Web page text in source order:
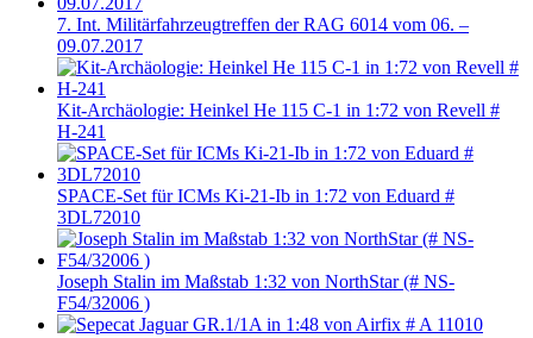
7. Int. Militärfahrzeugtreffen der RAG 6014 vom 06. –
09.07.2017
Kit-Archäologie: Heinkel He 115 C-1 in 1:72 von Revell #
H-241
SPACE-Set für ICMs Ki-21-Ib in 1:72 von Eduard #
3DL72010
Joseph Stalin im Maßstab 1:32 von NorthStar (# NS-
F54/32006 )